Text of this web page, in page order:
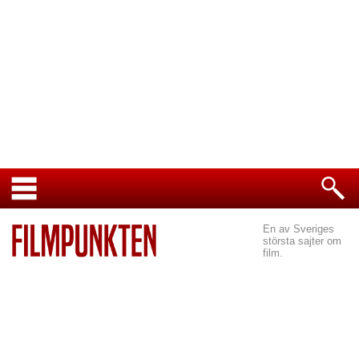
En av Sveriges
största sajter om
film.